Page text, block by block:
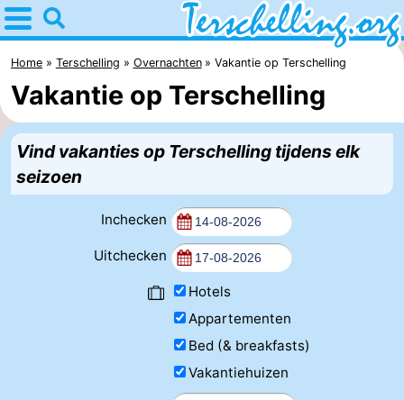
Home
Terschelling
Tips
Voor
kinderen
Dorpen
Home Terschelling Overnachten Vakantie op Terschelling
Vakantie op Terschelling
Vind vakanties op Terschelling tijdens elk
seizoen
Inchecken
Uitchecken
Hotels
Appartementen
Bed (& breakfasts)
Vakantiehuizen